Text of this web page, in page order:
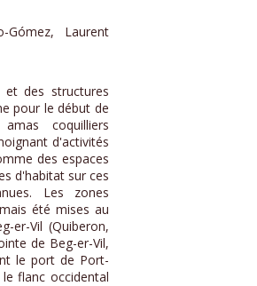
Gómez, Laurent
et des structures
pour le début de
coquilliers
d'activités
des espaces
d'habitat sur ces
Les zones
été mises au
er-Vil (Quiberon,
de Beg-er-Vil,
le port de Port-
flanc occidental